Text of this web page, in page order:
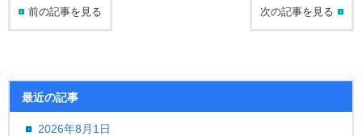
前の記事を見る 次の記事を見る
最近の記事
2026年8月1日